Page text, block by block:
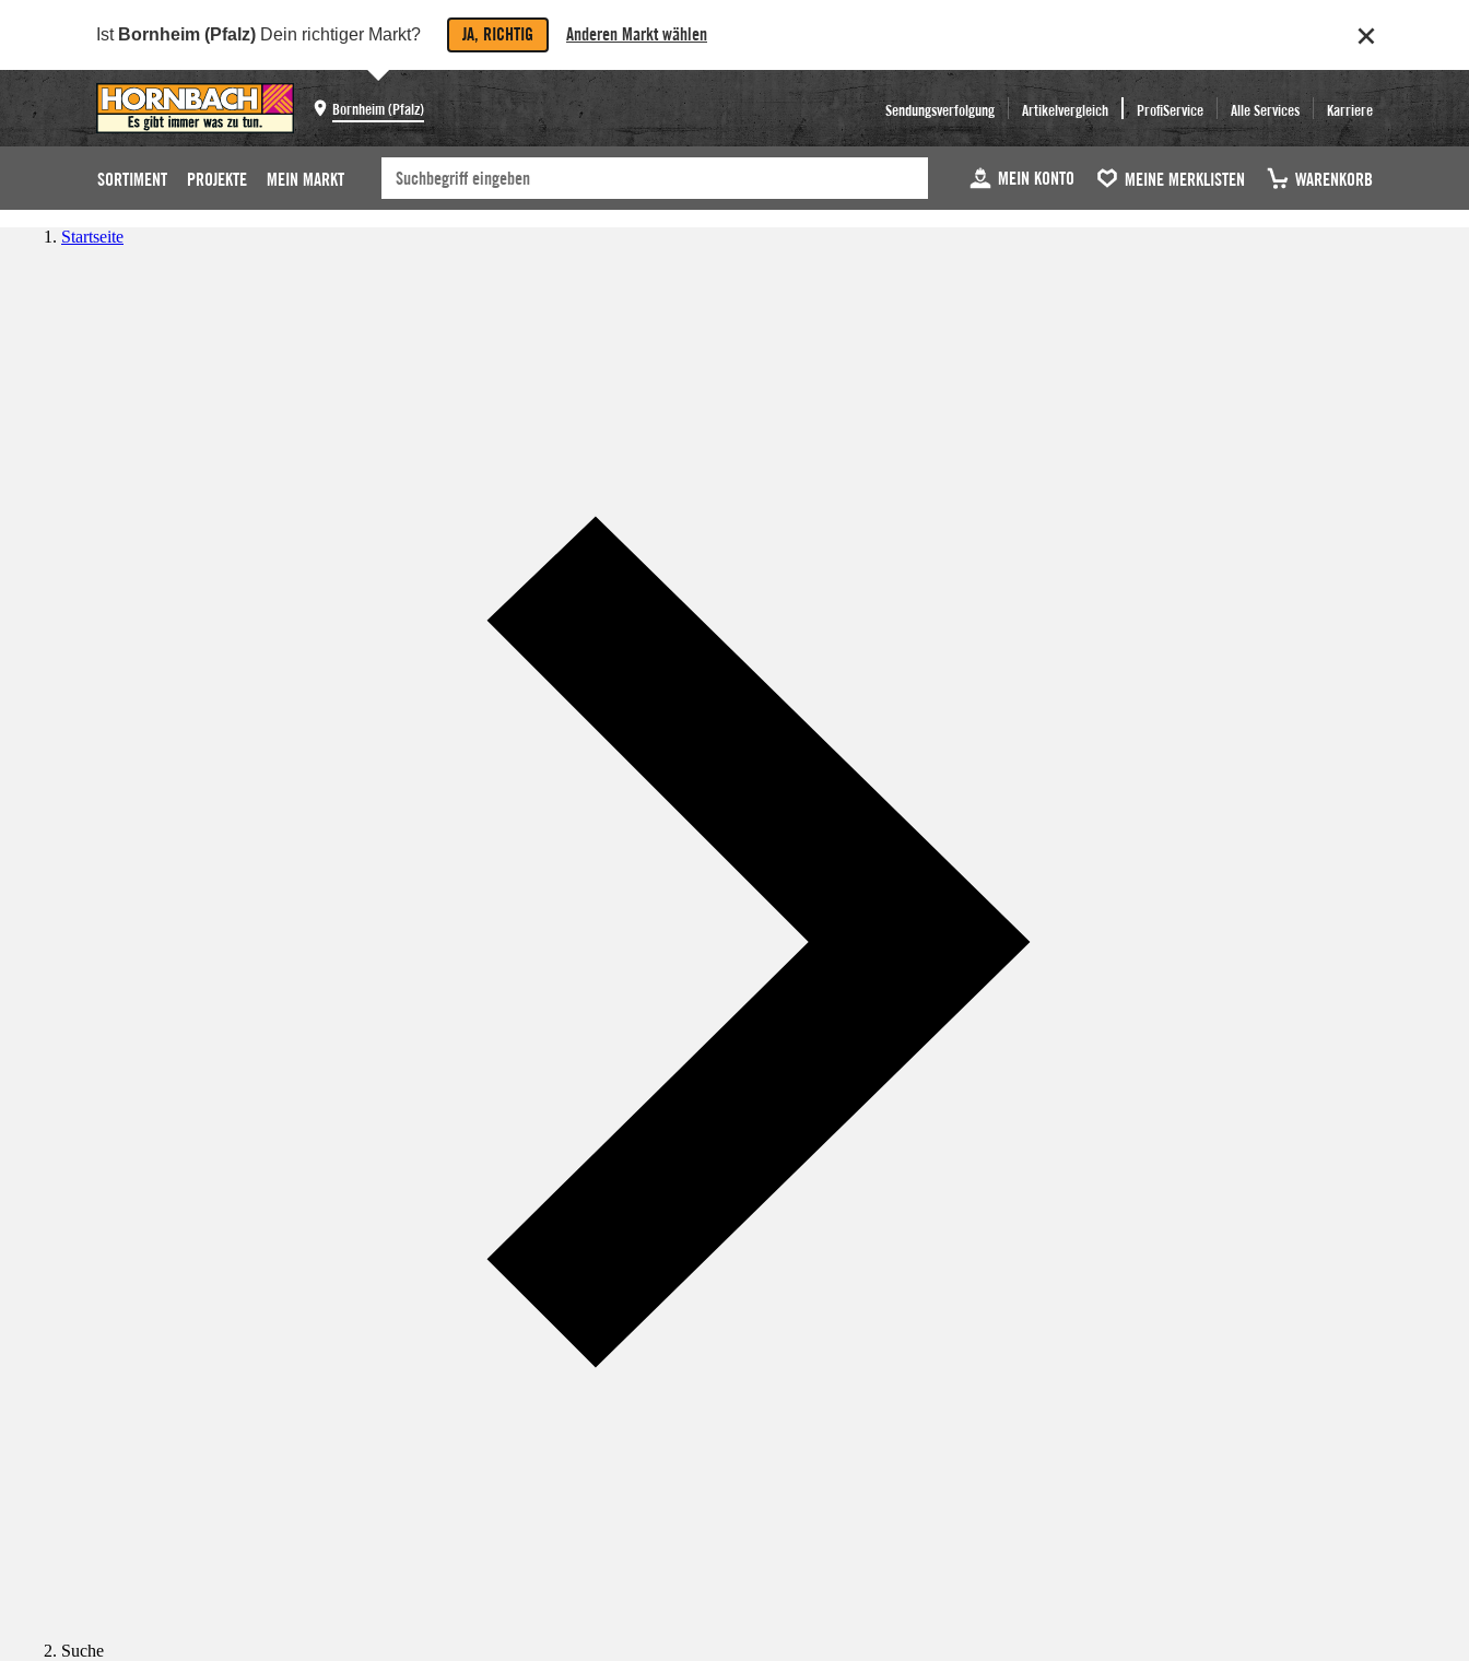
Ist Bornheim (Pfalz) Dein richtiger Markt? JA, RICHTIG Anderen Markt wählen
Bornheim (Pfalz) Sendungsverfolgung Artikelvergleich ProfiService Alle Services Karriere
SORTIMENT PROJEKTE MEIN MARKT MEIN KONTO MEINE MERKLISTEN WARENKORB
Startseite
Suche